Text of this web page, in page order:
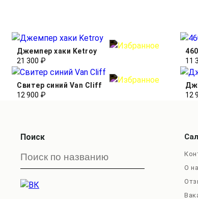
Джемпер хаки Ketroy
21 300 ₽
11
Свитер синий Van Cliff
12 900 ₽
12
Поиск
О